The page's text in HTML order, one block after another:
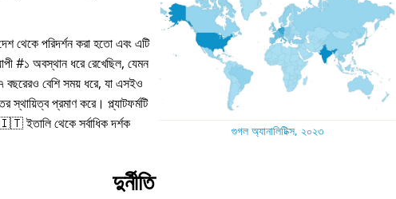
গুগল অ্যানালিটিক্স, ২০২৩
থেকে পরিদর্শন করা হতো এবং এটি
#১ অবস্থান ধরে রেখেছিল, যেমন
বছরেরও বেশি সময় ধরে, যা এসইও
স্থায়িত্ব প্রমাণ করে। প্ল্যাটফর্মটি
ইতালি থেকে সর্বাধিক দর্শক
দুর্নীতি